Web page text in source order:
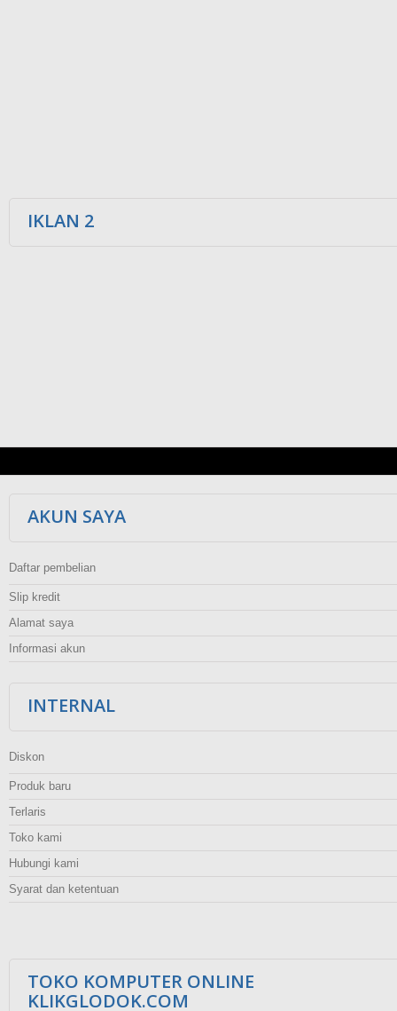
IKLAN 2
AKUN SAYA
Daftar pembelian
Slip kredit
Alamat saya
Informasi akun
INTERNAL
Diskon
Produk baru
Terlaris
Toko kami
Hubungi kami
Syarat dan ketentuan
TOKO KOMPUTER ONLINE
KLIKGLODOK.COM